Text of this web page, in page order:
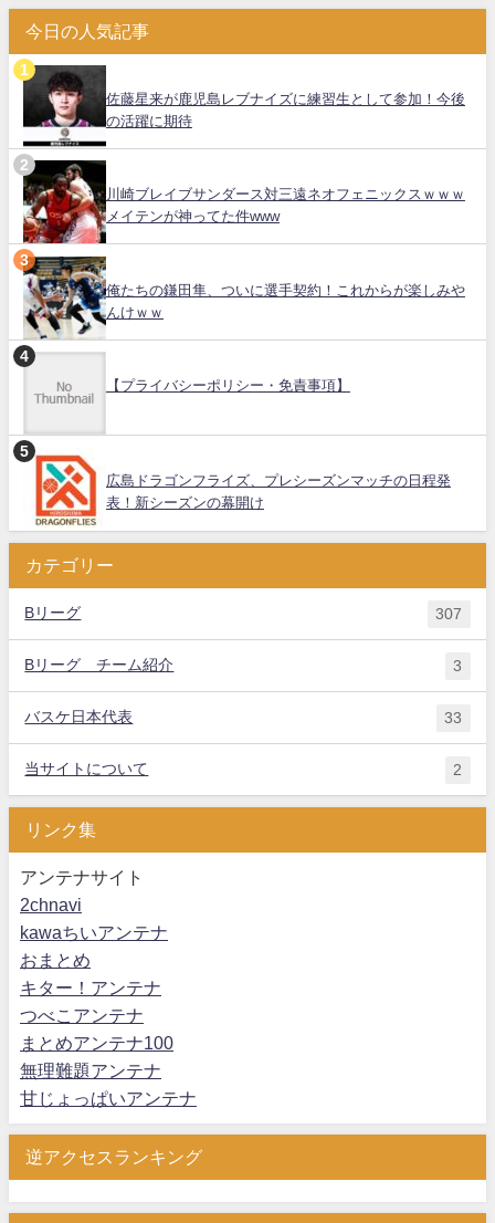
今日の人気記事
佐藤星来が鹿児島レブナイズに練習生として参加！今後
の活躍に期待
川崎ブレイブサンダース対三遠ネオフェニックスｗｗｗ
メイテンが神ってた件www
俺たちの鎌田隼、ついに選手契約！これからが楽しみや
んけｗｗ
【プライバシーポリシー・免責事項】
広島ドラゴンフライズ、プレシーズンマッチの日程発
表！新シーズンの幕開け
カテゴリー
Bリーグ 307
Bリーグ チーム紹介 3
バスケ日本代表 33
当サイトについて 2
リンク集
アンテナサイト
2chnavi
kawaちいアンテナ
おまとめ
キター！アンテナ
つべこアンテナ
まとめアンテナ100
無理難題アンテナ
甘じょっぱいアンテナ
逆アクセスランキング